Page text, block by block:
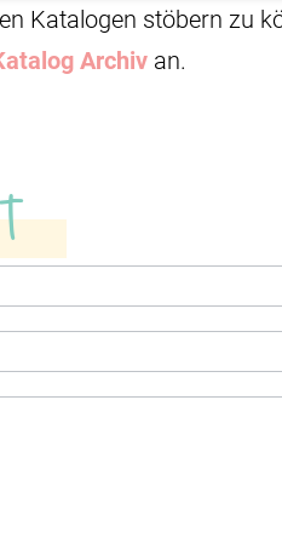
Katalogen stöbern zu
Archiv an.